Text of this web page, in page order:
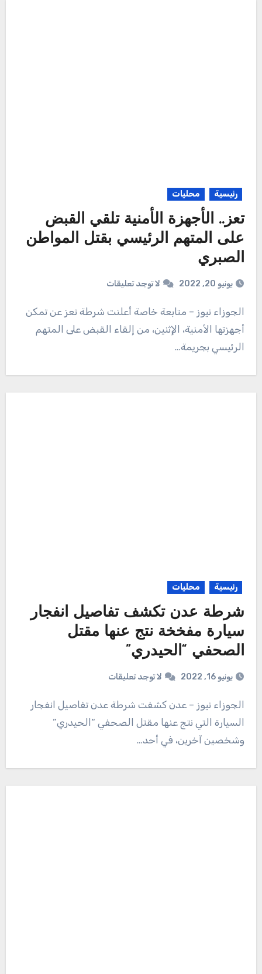
رئيسية محليات
تعز.. الأجهزة الأمنية تلقي القبض
على المتهم الرئيسي بقتل المواطن
الصبري
يونيو 20, 2022 لا توجد تعليقات
أجهزتها الأمنية، الإثنين، من إلقاء القبض على المتهم
الرئيسي بجريمة…
رئيسية محليات
شرطة عدن تكشف تفاصيل انفجار
سيارة مفخخة نتج عنها مقتل
الصحفي “الحيدري”
يونيو 16, 2022 لا توجد تعليقات
الجوزاء نيوز – عدن كشفت شرطة عدن تفاصيل انفجار
السيارة التي نتج عنها مقتل الصحفي “الحيدري”
وشخصين آخرين، في أحد…